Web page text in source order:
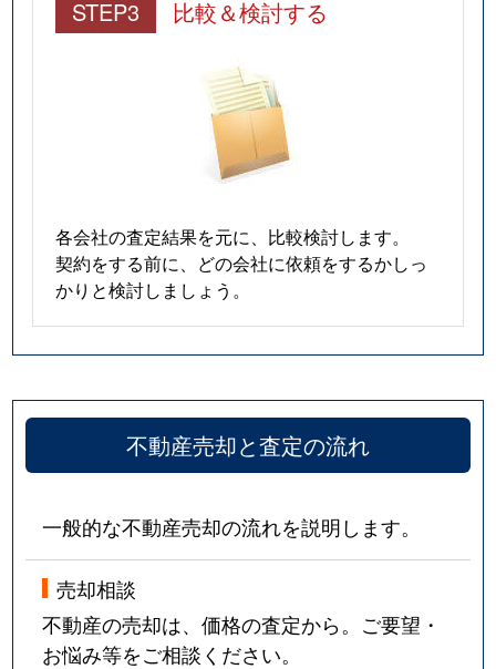
STEP3 比較＆検討する
各会社の査定結果を元に、比較検討します。
契約をする前に、どの会社に依頼をするかしっ
かりと検討しましょう。
不動産売却と査定の流れ
一般的な不動産売却の流れを説明します。
売却相談
不動産の売却は、価格の査定から。ご要望・
お悩み等をご相談ください。